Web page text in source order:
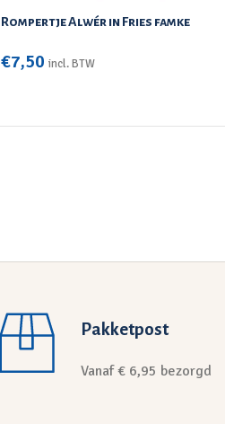
Rompertje Alwér in Fries famke
€7,50 incl. BTW
Pakketpost
Vanaf € 6,95 bezorgd